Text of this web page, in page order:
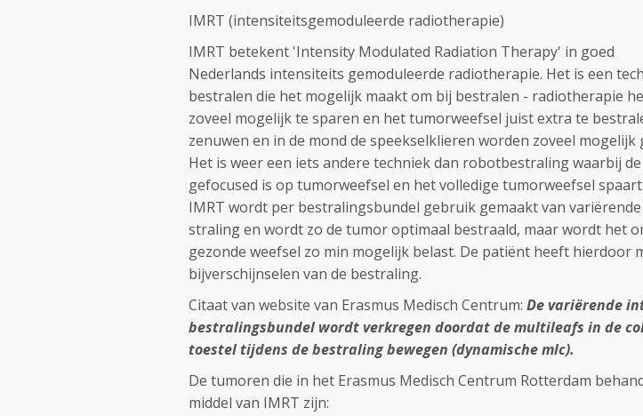
IMRT (intensiteitsgemoduleerde radiotherapie)
IMRT betekent 'Intensity Modulated Radiation Therapy' in goed
Nederlands intensiteits gemoduleerde radiotherapie. Het is een
bestralen die het mogelijk maakt om bij bestralen - radiotherapie
zoveel mogelijk te sparen en het tumorweefsel juist extra te
zenuwen en in de mond de speekselklieren worden zoveel mogelijk
Het is weer een iets andere techniek dan robotbestraling waarbij
gefocused is op tumorweefsel en het volledige tumorweefsel
IMRT wordt per bestralingsbundel gebruik gemaakt van
straling en wordt zo de tumor optimaal bestraald, maar wordt het
gezonde weefsel zo min mogelijk belast. De patiënt heeft hierdoor
bijverschijnselen van de bestraling.
Citaat van website van Erasmus Medisch Centrum: De variërende
bestralingsbundel wordt verkregen doordat de multileafs in de
toestel tijdens de bestraling bewegen (dynamische mlc).
De tumoren die in het Erasmus Medisch Centrum Rotterdam
middel van IMRT zijn: